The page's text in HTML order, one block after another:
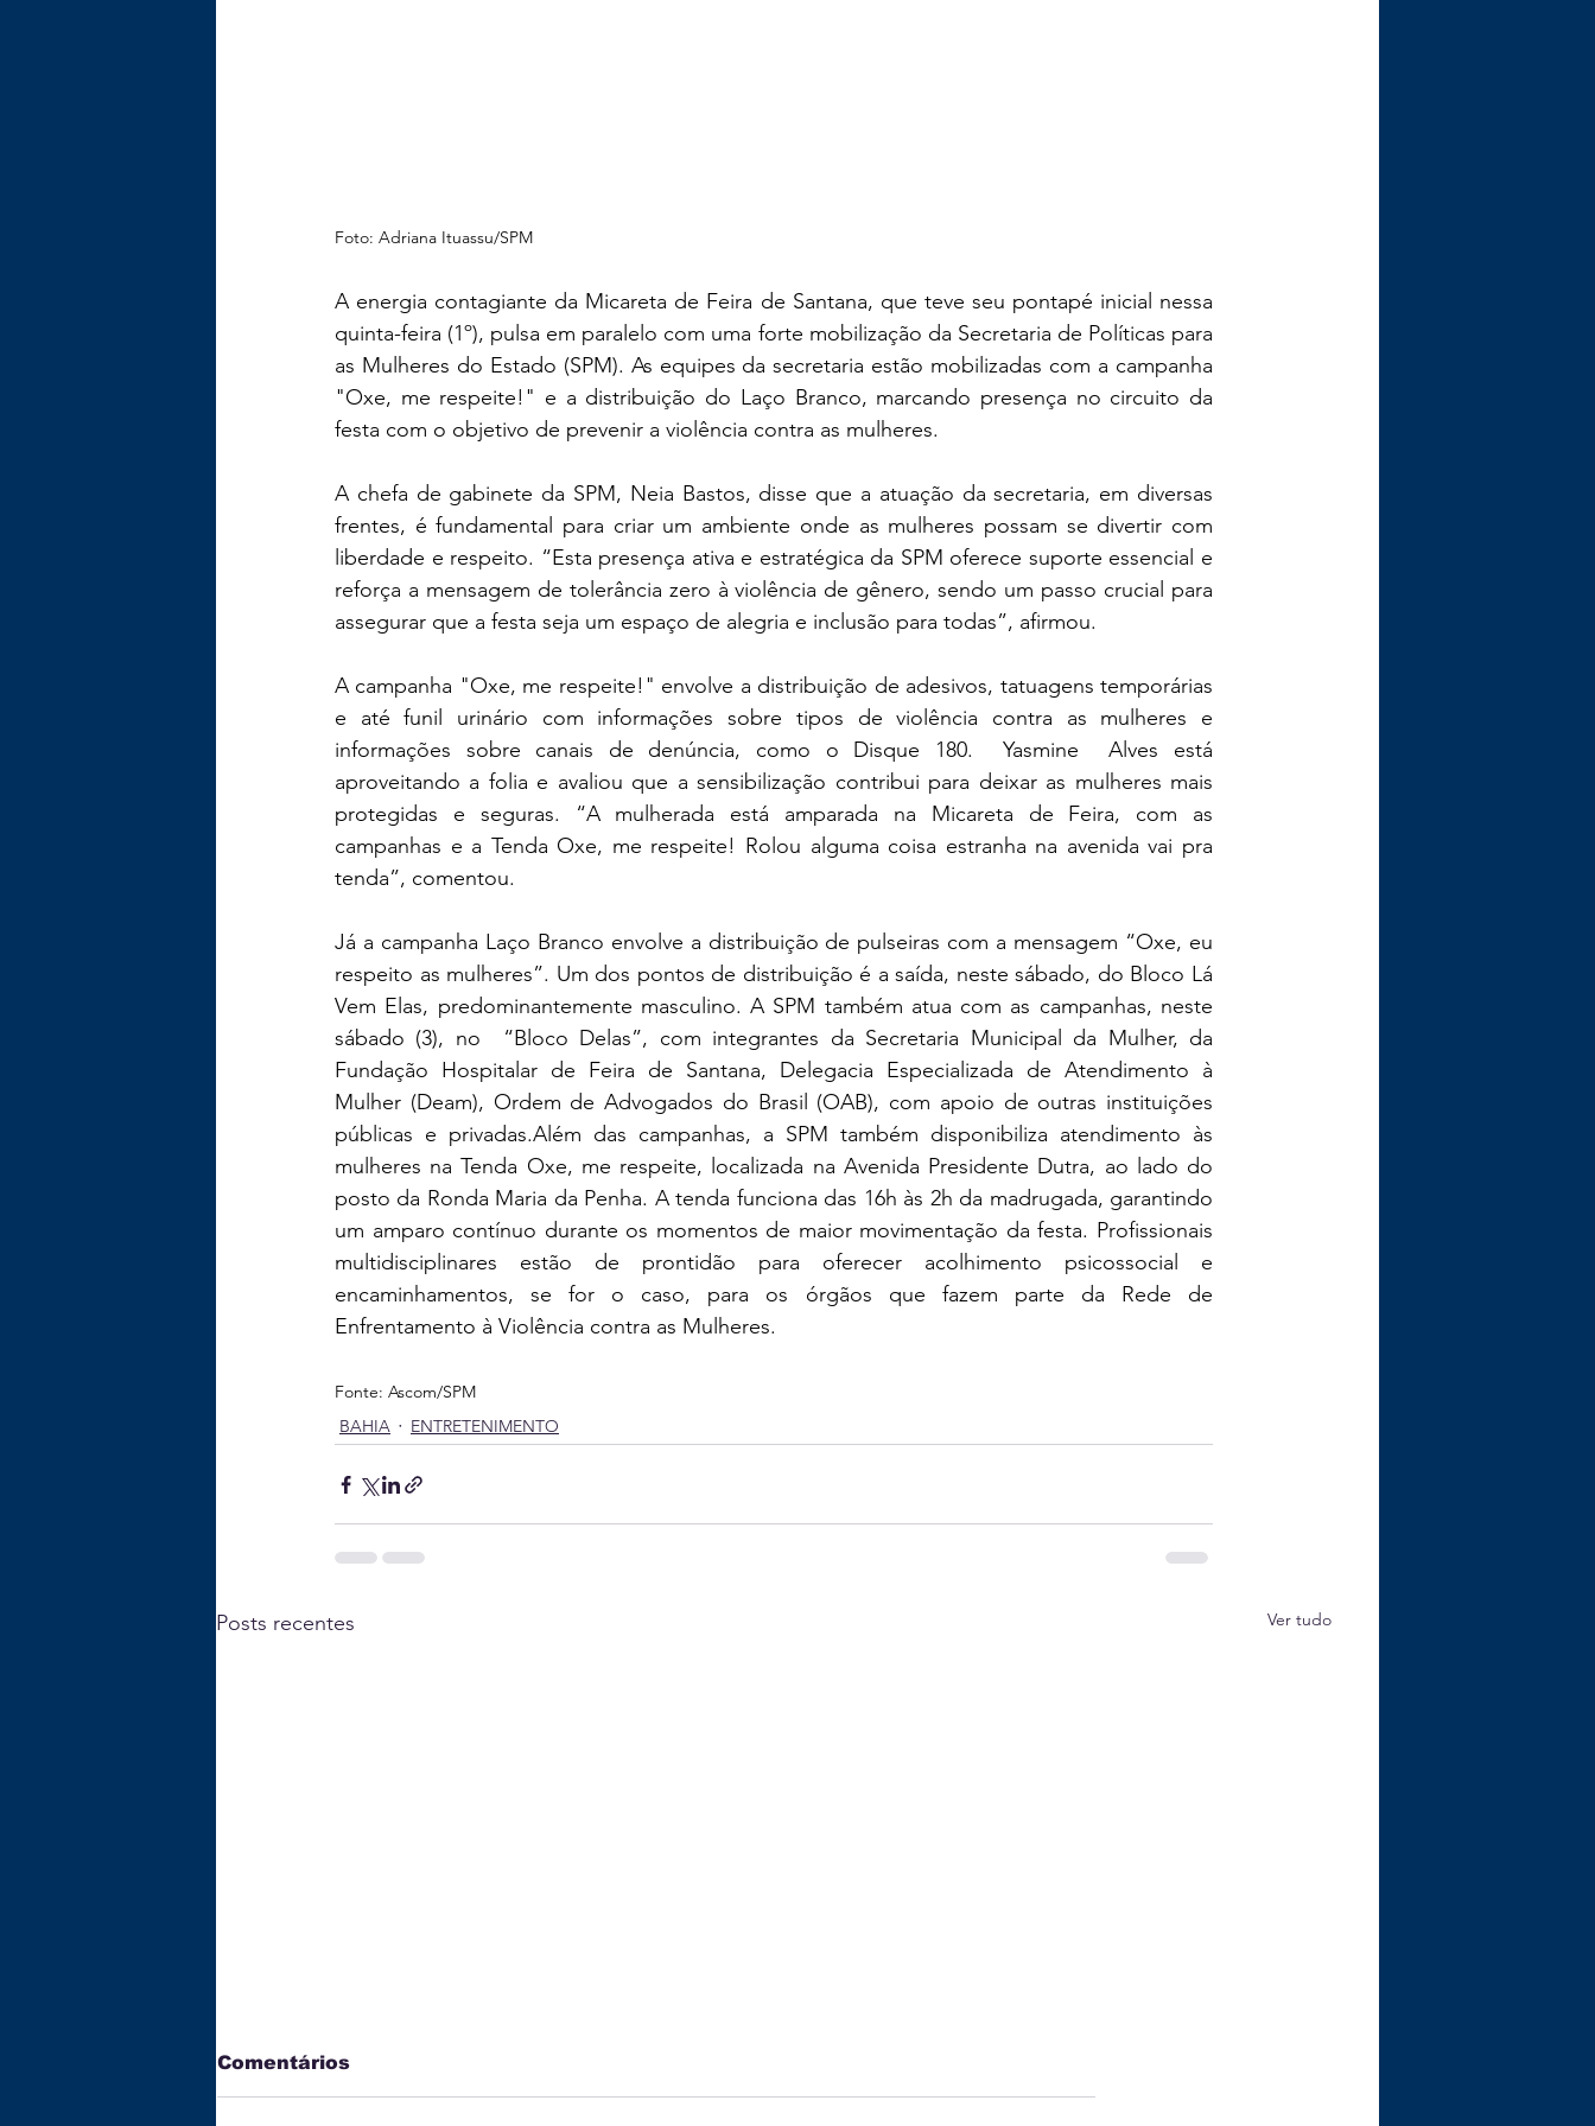
Foto: Adriana Ituassu/SPM
A energia contagiante da Micareta de Feira de Santana, que teve seu pontapé inicial nessa
quinta-feira (1º), pulsa em paralelo com uma forte mobilização da Secretaria de Políticas para
as Mulheres do Estado (SPM). As equipes da secretaria estão mobilizadas com a campanha
"Oxe, me respeite!" e a distribuição do Laço Branco, marcando presença no circuito da
festa com o objetivo de prevenir a violência contra as mulheres.
A chefa de gabinete da SPM, Neia Bastos, disse que a atuação da secretaria, em diversas
frentes, é fundamental para criar um ambiente onde as mulheres possam se divertir com
liberdade e respeito. “Esta presença ativa e estratégica da SPM oferece suporte essencial e
reforça a mensagem de tolerância zero à violência de gênero, sendo um passo crucial para
assegurar que a festa seja um espaço de alegria e inclusão para todas”, afirmou.
A campanha "Oxe, me respeite!" envolve a distribuição de adesivos, tatuagens temporárias
e até funil urinário com informações sobre tipos de violência contra as mulheres e
informações sobre canais de denúncia, como o Disque 180.  Yasmine  Alves está
aproveitando a folia e avaliou que a sensibilização contribui para deixar as mulheres mais
protegidas e seguras. “A mulherada está amparada na Micareta de Feira, com as
campanhas e a Tenda Oxe, me respeite! Rolou alguma coisa estranha na avenida vai pra
tenda”, comentou.
Já a campanha Laço Branco envolve a distribuição de pulseiras com a mensagem “Oxe, eu
respeito as mulheres”. Um dos pontos de distribuição é a saída, neste sábado, do Bloco Lá
Vem Elas, predominantemente masculino. A SPM também atua com as campanhas, neste
sábado (3), no  “Bloco Delas”, com integrantes da Secretaria Municipal da Mulher, da
Fundação Hospitalar de Feira de Santana, Delegacia Especializada de Atendimento à
Mulher (Deam), Ordem de Advogados do Brasil (OAB), com apoio de outras instituições
públicas e privadas.Além das campanhas, a SPM também disponibiliza atendimento às
mulheres na Tenda Oxe, me respeite, localizada na Avenida Presidente Dutra, ao lado do
posto da Ronda Maria da Penha. A tenda funciona das 16h às 2h da madrugada, garantindo
um amparo contínuo durante os momentos de maior movimentação da festa. Profissionais
multidisciplinares estão de prontidão para oferecer acolhimento psicossocial e
encaminhamentos, se for o caso, para os órgãos que fazem parte da Rede de
Enfrentamento à Violência contra as Mulheres.
Fonte: Ascom/SPM
BAHIA
ENTRETENIMENTO
Posts recentes Ver tudo
Comentários